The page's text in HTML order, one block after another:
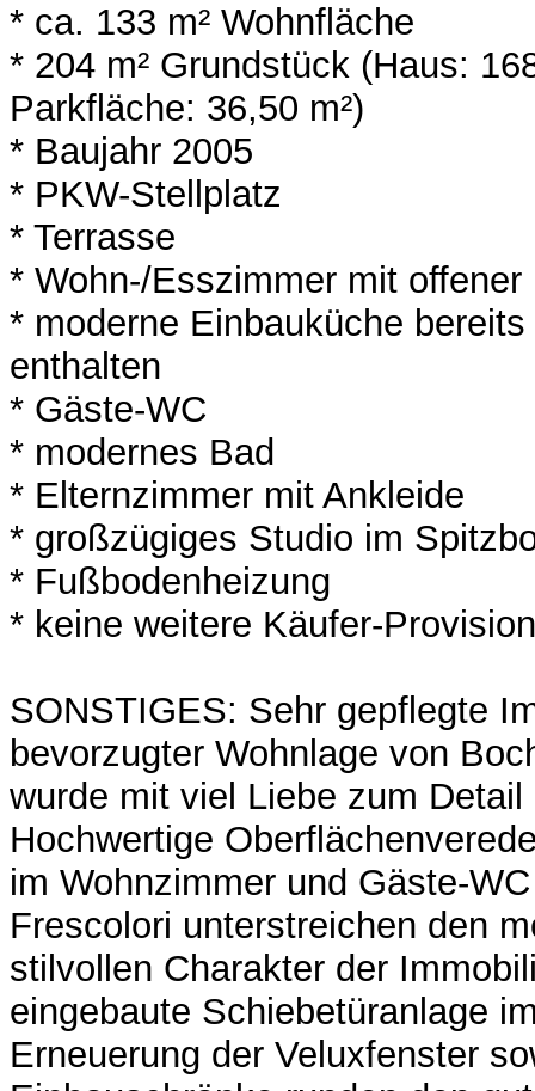
* ca. 133 m² Wohnfläche
* 204 m² Grundstück (Haus:
Parkfläche: 36,50 m²)
* Baujahr 2005
* PKW-Stellplatz
* Terrasse
* Wohn-/Esszimmer mit offener
* moderne Einbauküche
enthalten
* Gäste-WC
* modernes Bad
* Elternzimmer mit Ankleide
* großzügiges Studio im
* Fußbodenheizung
* keine weitere Käufer-Provision
SONSTIGES: Sehr gepflegte
bevorzugter Wohnlage von
wurde mit viel Liebe zum
Hochwertige
im Wohnzimmer und Gäste-
Frescolori unterstreichen den
stilvollen Charakter der
eingebaute Schiebetüranlage
Erneuerung der Veluxfenster